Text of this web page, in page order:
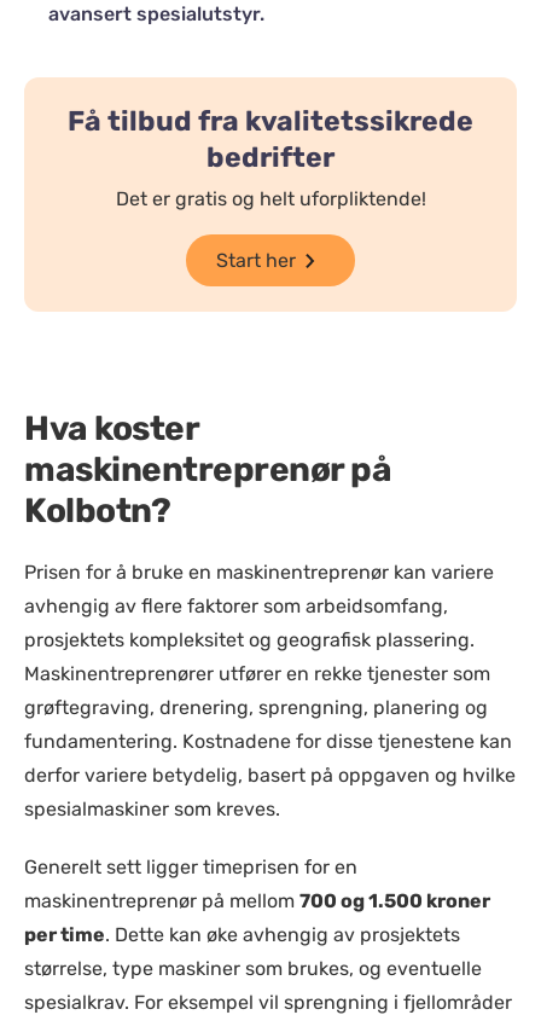
avansert spesialutstyr.
Få tilbud fra kvalitetssikrede
bedrifter
Det er gratis og helt uforpliktende!
Start her
Hva koster
maskinentreprenør på
Kolbotn?
Prisen for å bruke en maskinentreprenør kan variere
avhengig av flere faktorer som arbeidsomfang,
prosjektets kompleksitet og geografisk plassering.
Maskinentreprenører utfører en rekke tjenester som
grøftegraving, drenering, sprengning, planering og
fundamentering. Kostnadene for disse tjenestene kan
derfor variere betydelig, basert på oppgaven og hvilke
spesialmaskiner som kreves.
Generelt sett ligger timeprisen for en
maskinentreprenør på mellom 700 og 1.500 kroner
per time. Dette kan øke avhengig av prosjektets
størrelse, type maskiner som brukes, og eventuelle
spesialkrav. For eksempel vil sprengning i fjellområder